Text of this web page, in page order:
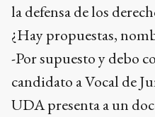
la defensa de los
¿Hay propuestas,
-Por supuesto y debo
candidato a Vocal de
UDA presenta a un